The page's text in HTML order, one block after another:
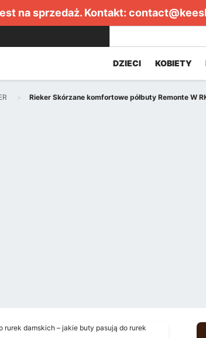
na sprzedaż. Kontakt:
DZIECI KOBIETY
Rieker Skórzane komfortowe półbuty Remonte W